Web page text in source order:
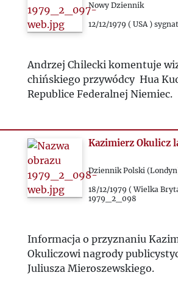
Nowy Dziennik
12/12/1979 ( USA )
Andrzej Chilecki komentuje
chińskiego przywódcy Hua
Republice Federalnej Niemiec.
Kazimierz Okulicz
Dziennik Polski
18/12/1979 ( Wielka
1979_2_098
Informacja o przyznaniu
Okuliczowi nagrody
Juliusza Mieroszewskiego.